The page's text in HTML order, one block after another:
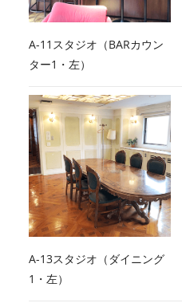
A-11スタジオ（BARカウン
ター1・左）
A-13スタジオ（ダイニング
1・左）